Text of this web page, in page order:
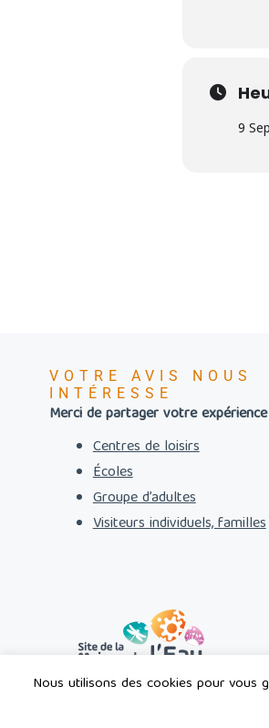
9
VOTRE AVIS NOUS
INTÉRESSE
Merci de partager votre expérience
Centres de loisirs
Écoles
Groupe d’adultes
Visiteurs individuels, familles
Nous utilisons des cookies pour vous